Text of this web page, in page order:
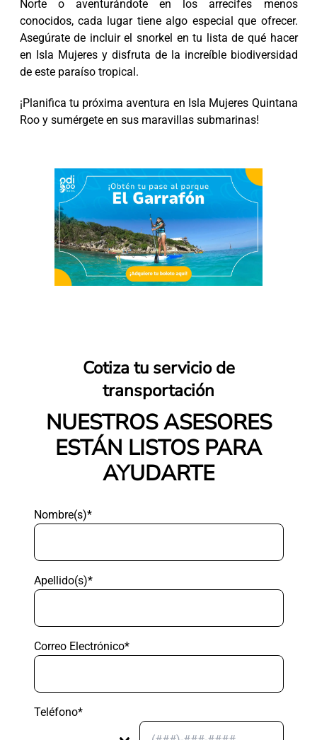
Norte o aventurándote en los arrecifes menos
conocidos, cada lugar tiene algo especial que ofrecer.
Asegúrate de incluir el snorkel en tu lista de qué hacer
en Isla Mujeres y disfruta de la increíble biodiversidad
de este paraíso tropical.
¡Planifica tu próxima aventura en Isla Mujeres Quintana
Roo y sumérgete en sus maravillas submarinas!
Cotiza tu servicio de
transportación
NUESTROS ASESORES
ESTÁN LISTOS PARA
AYUDARTE
Nombre(s)*
Apellido(s)*
Correo Electrónico*
Teléfono*